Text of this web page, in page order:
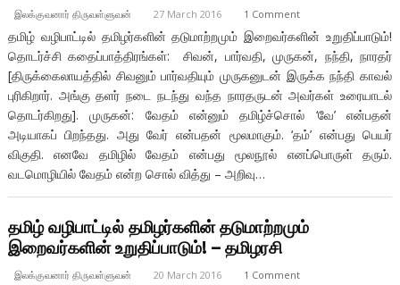
இலக்குவனார் திருவள்ளுவன் 27 March 2016 1 Comment
தமிழ் வழிபாட்டில் தமிழர்களின் தடுமாற்றமும் இறைவர்களின் உறுதிப்பாடும்!
தொடர்ச்சி கதைப்பாத்திரங்கள்: சிவன், பார்வதி, முருகன், நந்தி, நாரதர்
[திருக்கைலாயத்தில் சிவனும் பார்வதியும் முருகனுடன் இருக்க நந்தி காவல்
புரிகிறார். அங்கு தளர் நடை நடந்து வந்த நாரதருடன் அவர்கள் உரையாடல்
தொடர்கிறது]. முருகன்: வேதம் என்னும் தமிழ்ச்சொல் ‘வே’ என்பதன்
அடியாகப் பிறந்தது. அது வேர் என்பதன் மூலமாகும். ‘தம்’ என்பது பெயர்
விகுதி. எனவே தமிழில் வேதம் என்பது மூலநூல் எனப்பொருள் தரும்.
வடமொழியில் வேதம் என்ற சொல் வித்து – அறிவு…
தமிழ் வழிபாட்டில் தமிழர்களின் தடுமாற்றமும்
இறைவர்களின் உறுதிப்பாடும்! – தமிழரசி
இலக்குவனார் திருவள்ளுவன் 20 March 2016 1 Comment